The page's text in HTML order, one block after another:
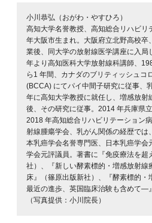
小川恭弘（おがわ・やすひろ）
高知大学名誉教授、高知総合リハビリ
年大阪市生まれ。大阪府立北野高校卒
業後、同大学の放射線医学講座に入局
年より高知医科大学放射線科講師、
ら1 年間、カナダのブリティッシュコ
(BCCA) にてパイ中間子研究に従事、
年に高知大学教授に就任し、増感放射
後、その研究に従事。2014 年兵庫県
2018 年高知総合リハビリテーション
射線腫瘍学会、乳がん関係の経歴では
本乳癌学会名誉専門医、日本乳癌学会
学会元評議員。著書に『免疫療法を超
社）、『新しい酵素標的・増感放射線
床』（篠原出版新社）、『酵素標的
最近の進歩、英国臨床治験も含めて―
（写真提供：小川院長）